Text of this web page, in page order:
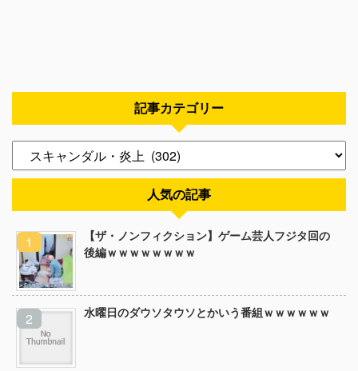
記事カテゴリー
人気の記事
【ザ・ノンフィクション】ゲーム芸人フジタ回の
後編ｗｗｗｗｗｗｗｗ
水曜日のダウソタウソとかいう番組ｗｗｗｗｗｗ